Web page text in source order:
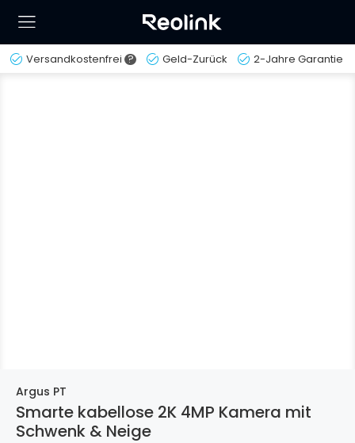
Versandkostenfrei ? Geld-Zurück 2-Jahre Garantie
Argus PT
Smarte kabellose 2K 4MP Kamera mit
Schwenk & Neige